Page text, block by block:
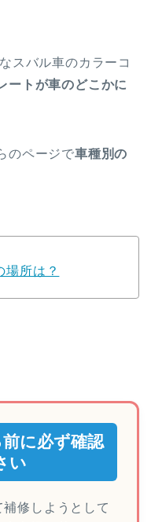
スバル車のカラーコ
ートが車のどこかに
のページで車種別の
場所は？
に必ず確認
い
修しようとして